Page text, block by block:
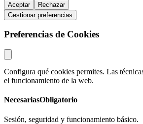
Aceptar
Rechazar
Gestionar preferencias
Preferencias de Cookies
Configura qué cookies permites. Las
el funcionamiento de la web.
NecesariasObligatorio
Sesión, seguridad y funcionamiento básico.